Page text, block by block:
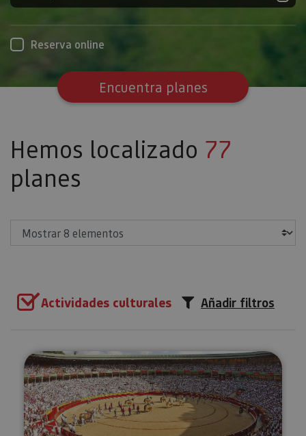
Reserva online
Encuentra planes
Hemos localizado 77
planes
Actividades culturales Añadir filtros
Visita la Plaza de Toros de